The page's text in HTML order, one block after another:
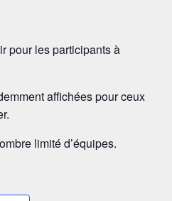
pour les participants à
affichées pour ceux
limité d’équipes.